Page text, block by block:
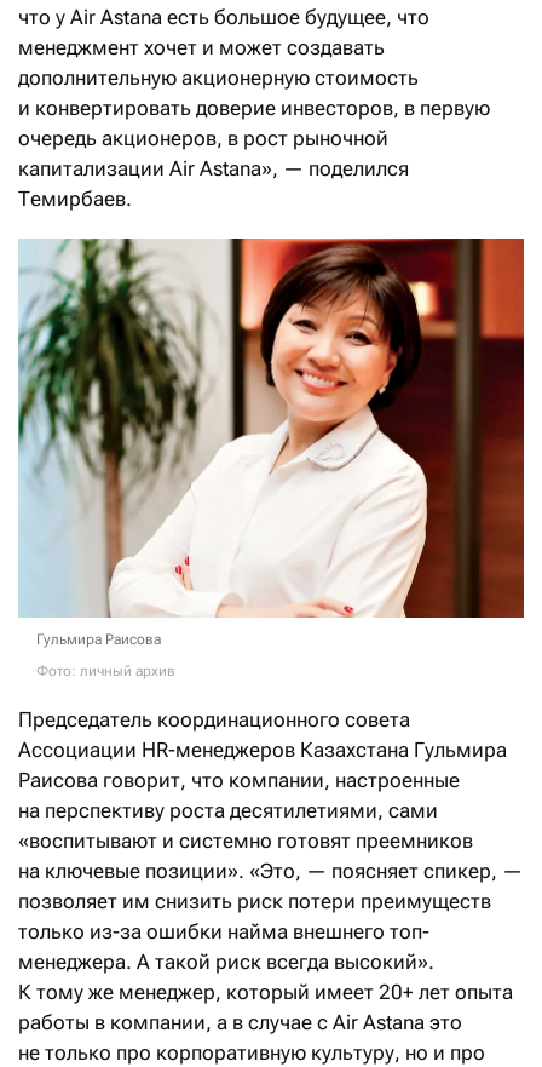
что у Air Astana есть большое будущее, что
менеджмент хочет и может создавать
дополнительную акционерную стоимость
и конвертировать доверие инвесторов, в первую
очередь акционеров, в рост рыночной
капитализации Air Astana», — поделился
Темирбаев.
Гульмира Раисова
Фото: личный архив
Председатель координационного совета
Ассоциации HR-менеджеров Казахстана Гульмира
Раисова говорит, что компании, настроенные
на перспективу роста десятилетиями, сами
«воспитывают и системно готовят преемников
на ключевые позиции». «Это, — поясняет спикер, —
позволяет им снизить риск потери преимуществ
только из-за ошибки найма внешнего топ-
менеджера. А такой риск всегда высокий».
К тому же менеджер, который имеет 20+ лет опыта
работы в компании, а в случае с Air Astana это
не только про корпоративную культуру, но и про